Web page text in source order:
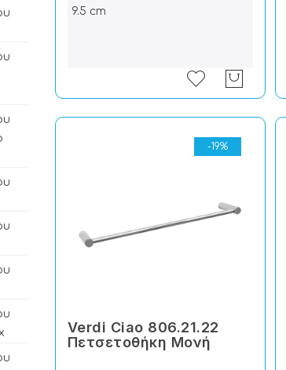
9.5 cm
-19%
Verdi Ciao 806.21.22
Πετσετοθήκη Μονή